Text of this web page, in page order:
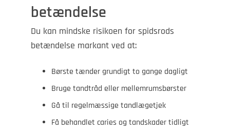
betændelse
Du kan mindske risikoen for spidsrods
betændelse markant ved at:
Børste tænder grundigt to gange dagligt
Bruge tandtråd eller mellemrumsbørster
Gå til regelmæssige tandlægetjek
Få behandlet caries og tandskader tidligt